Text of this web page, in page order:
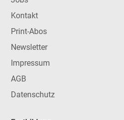
Kontakt
Print-Abos
Newsletter
Impressum
AGB
Datenschutz